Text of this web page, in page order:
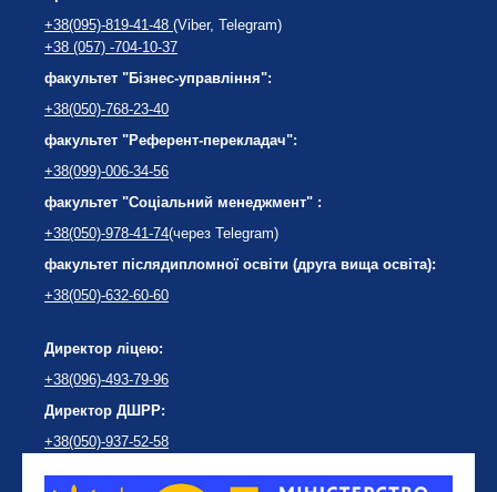
+38(095)-819-41-48 (Viber, Telegram)
+38 (057) -704-10-37
факультет "Бізнес-управління":
+38(050)-768-23-40
факультет "Референт-перекладач":
+38(099)-006-34-56
факультет "Соціальний менеджмент" :
+38(050)-978-41-74(через Telegram)
факультет післядипломної освіти (друга вища освіта):
+38(050)-632-60-60
Директор ліцею:
+38(096)-493-79-96
Директор ДШРР:
+38(050)-937-52-58